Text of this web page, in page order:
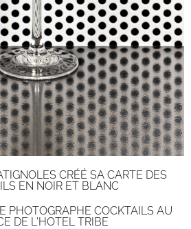
CRÉÉ SA CARTE DES
EN NOIR ET BLANC
PHOTOGRAPHE COCKTAILS AU
DE L'HOTEL TRIBE